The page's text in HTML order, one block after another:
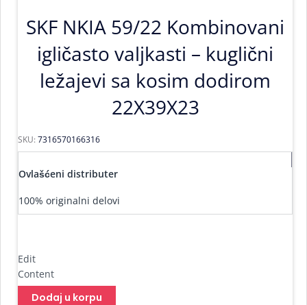
SKF NKIA 59/22 Kombinovani
igličasto valjkasti – kuglični
ležajevi sa kosim dodirom
22X39X23
SKU: 7316570166316
Ovlašćeni distributer
100% originalni delovi
Edit
Content
Dodaj u korpu